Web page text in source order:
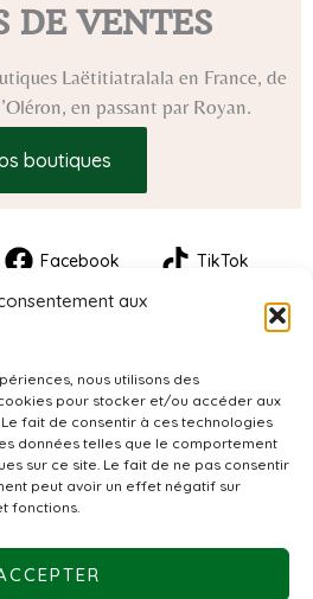
aux
nous utilisons des
pour stocker et/ou accéder aux
fait de consentir à ces technologies
données telles que le comportement
sur ce site. Le fait de ne pas consentir
peut avoir un effet négatif sur
fonctions.
DE VENTES
Laëtitiatralala en France, de
en passant par Royan.
boutiques
Facebook TikTok
CGV
Politique de confidentialité